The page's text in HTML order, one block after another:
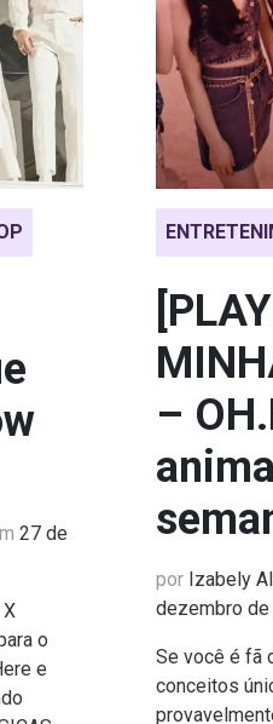
27 de
o
e
–
por Izabely
dezembro de
Se você é fã
conceitos